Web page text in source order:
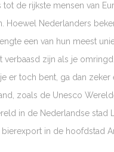
de rijkste mensen van
Hoewel Nederlanders
een van hun meest
verbaasd zijn als je
er toch bent, ga dan
zoals de Unesco
in de Nederlandse stad
in de hoofdstad